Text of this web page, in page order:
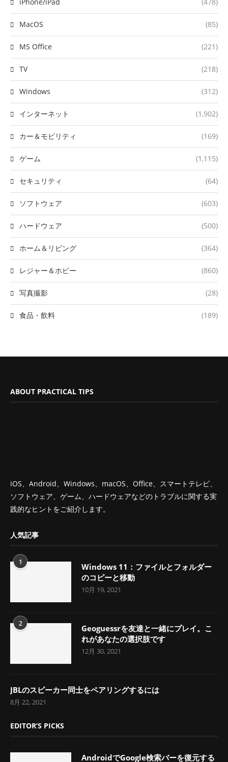
MacOS (85)
MS Office (221)
TV (218)
Windows (312)
インターネット (1,902)
カー＆モビリティ (169)
ゲーム (1,115)
セキュリティ (64)
ソフトウェア (603)
ハードウェア (500)
ホーム＆リビング (364)
レジャー＆ホビー (860)
写真撮影 (28)
食品・飲料 (189)
ABOUT PRACTICAL TIPS
iOS、Android、Windows、macOS、Office、スマートテレビ、
ソフトウェア、ゲーム、ハードウェアなどのトラブルに関する実
践的なヒントをご紹介します。
人気記事
1
Windows 11：ファイルとフォルダー
のコピーと移動
10月 19, 2021
2
Geoguessrを友達と一緒にプレイ。こ
れがあなたの選択肢です
12月 30, 2021
JBLのスピーカー同士をペアリングするには
8月 22, 2021
EDITOR’S PICKS
AndroidでGoogle検索バーを復元する